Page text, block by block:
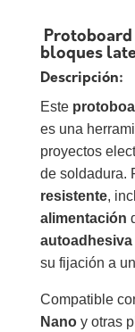
Protoboard
bloques
Descripción:
Este
es una
proyectos
de soldadura.
resistente,
alimentación
su fijación a
Compatible
Nanoy otras